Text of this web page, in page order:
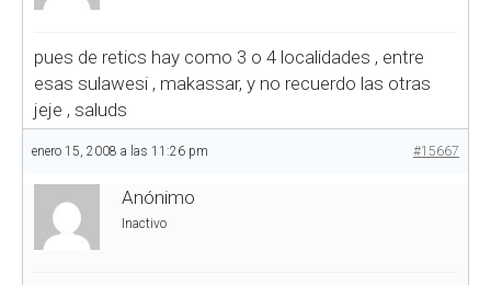
pues de retics hay como 3 o 4 localidades , entre
esas sulawesi , makassar, y no recuerdo las otras
jeje , saluds
enero 15, 2008 a las 11:26 pm #15667
Anónimo
Inactivo